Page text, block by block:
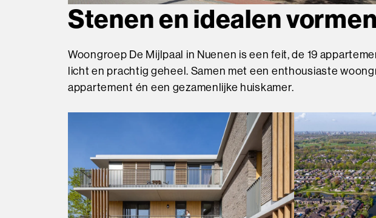
Stenen en idealen
Woongroep De Mijlpaal in Nuenen is een feit, de 19
licht en prachtig geheel. Samen met een enthousiaste
appartement én een gezamenlijke huiskamer.